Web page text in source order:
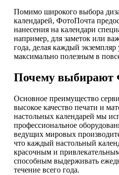
Помимо широкого выбора
календарей, ФотоПочта
нанесения на календари
например, для заметок или
года, делая каждый
максимально полезным в
Почему выбирают
Основное преимущество
высокое качество печати и
настольных календарей мы
профессиональное
ведущих мировых
что каждый настольный
красочным и
способным выдерживать
течение всего года.